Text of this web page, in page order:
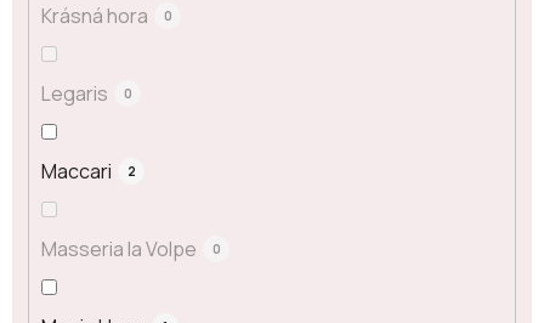
Krásná hora 0
Legaris 0
Maccari 2
Masseria la Volpe 0